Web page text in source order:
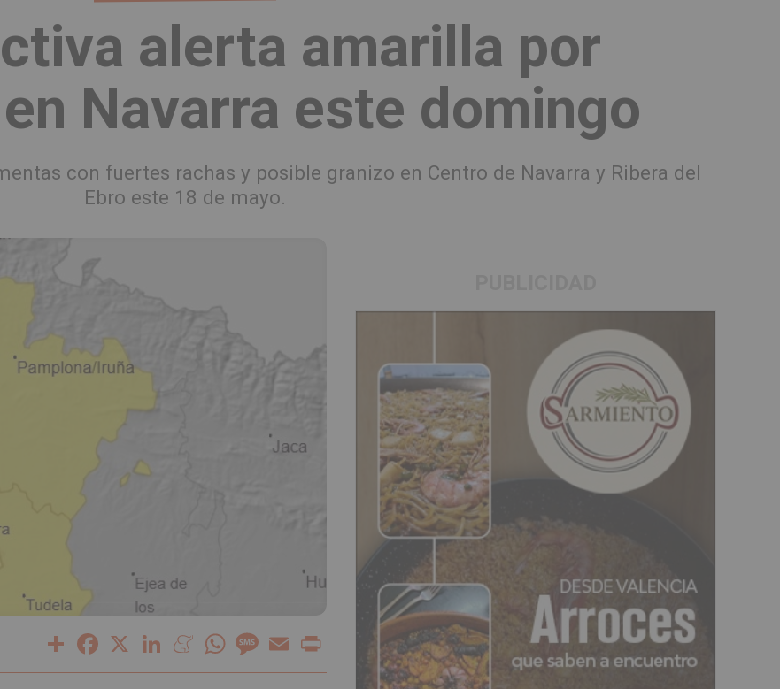
alerta amarilla por
Navarra este domingo
con fuertes rachas y posible granizo en Centro de Navarra y Ribera del
Ebro este 18 de mayo.
Share Facebook LinkedInMeneameWhatsAppMessage
Email